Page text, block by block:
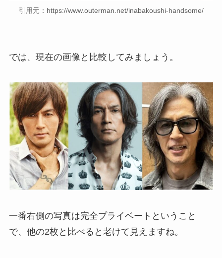
引用元：https://www.outerman.net/inabakoushi-handsome/
では、現在の画像と比較してみましょう。
一番右側の写真は完全プライベートということ
で、他の2枚と比べると老けて見えますね。